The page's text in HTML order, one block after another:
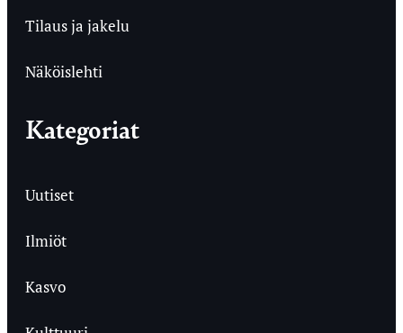
Tilaus ja jakelu
Näköislehti
Kategoriat
Uutiset
Ilmiöt
Kasvo